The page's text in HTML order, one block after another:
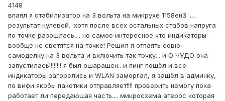
4148
впаял я стабилизатор на 3 вольта на микрухе 1158ен3 .....
результат нулевой.. хотя после всех остальных стабов напруга
по точке разошлась.... но самое интересное что индикаторы
вообще не светятся на точке! Решил я отпаять совю
самоделку на 3 вольта и включить так точку... и О ЧУДО она
запустилась!!!!!!!! я был ошарашен.. и пинг пошёл и все
индикаторы загорелись и WLAN заморгал, я зашёл в админку,
по вифи якобы пакетики отправляет!!!! проверить немогу пока
работает ли передающая часть.... микросхема атерос которая